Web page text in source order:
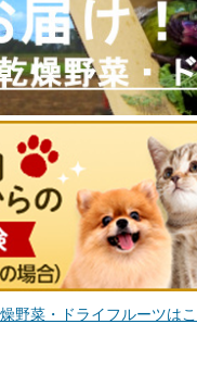
野菜・ドライフルーツは